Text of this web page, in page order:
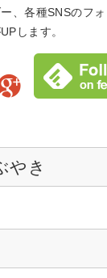
、各種SNSのフ
します。
やき